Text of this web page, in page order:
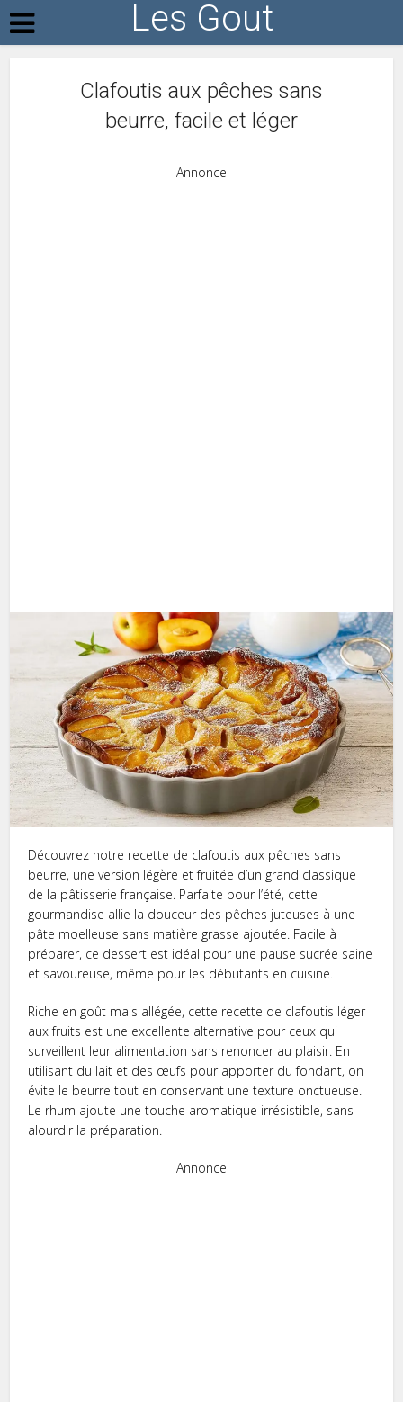
Les Gout
Clafoutis aux pêches sans
beurre, facile et léger
Annonce
Découvrez notre recette de clafoutis aux pêches sans
beurre, une version légère et fruitée d’un grand classique
de la pâtisserie française. Parfaite pour l’été, cette
gourmandise allie la douceur des pêches juteuses à une
pâte moelleuse sans matière grasse ajoutée. Facile à
préparer, ce dessert est idéal pour une pause sucrée saine
et savoureuse, même pour les débutants en cuisine.
Riche en goût mais allégée, cette recette de clafoutis léger
aux fruits est une excellente alternative pour ceux qui
surveillent leur alimentation sans renoncer au plaisir. En
utilisant du lait et des œufs pour apporter du fondant, on
évite le beurre tout en conservant une texture onctueuse.
Le rhum ajoute une touche aromatique irrésistible, sans
alourdir la préparation.
Annonce